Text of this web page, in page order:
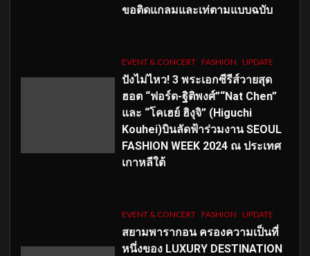
ขอติดแกลมและเท่ตามแบบฉบับ
EVENT & CONCERT FASHION UPDATE
ปังไม่ไหว! 3 พระเอกซีรีส์วายสุด
ฮอต “ฟอร์ด-ฐิติพงศ์”“Nat Chen”
และ “โคเฮย์ ฮิงุจิ” (Higuchi
Kouhei)บินลัดฟ้าร่วมงาน SEOUL
FASHION WEEK 2024 ณ ประเทศ
เกาหลีใต้
EVENT & CONCERT FASHION UPDATE
สยามพารากอน ครองความเป็นที่
หนึ่งของ LUXURY DESTINATION